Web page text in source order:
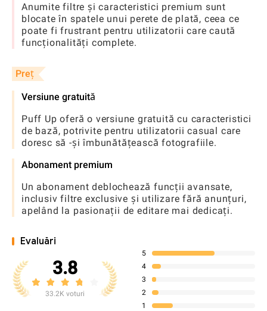
Anumite filtre și caracteristici premium sunt
blocate în spatele unui perete de plată, ceea ce
poate fi frustrant pentru utilizatorii care caută
funcționalități complete.
Preț
Versiune gratuită
Puff Up oferă o versiune gratuită cu caracteristici
de bază, potrivite pentru utilizatorii casual care
doresc să -și îmbunătățească fotografiile.
Abonament premium
Un abonament deblochează funcții avansate,
inclusiv filtre exclusive și utilizare fără anunțuri,
apelând la pasionații de editare mai dedicați.
Evaluări
3.8
33.2K voturi
5
4
3
2
1